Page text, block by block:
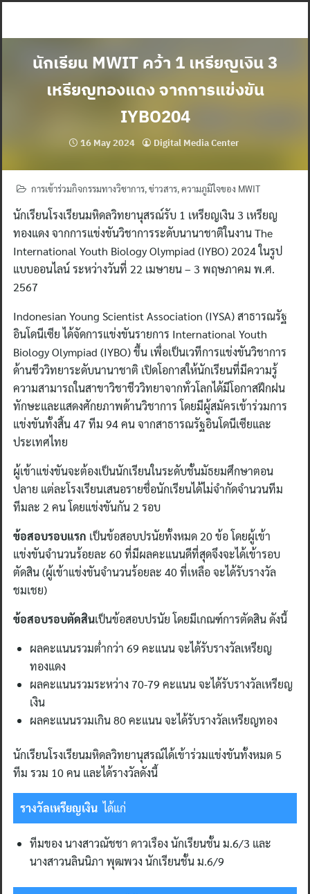
นักเรียน MWIT คว้า 1 เหรียญเงิน 3
เหรียญทองแดง จากการแข่งขัน
IYBO204
16 May 2024 Digital Media Center
การเข้าร่วมกิจกรรมทางวิชาการ,ข่าวสาร,ความภูมิใจของ MWIT
นักเรียนโรงเรียนมหิดลวิทยานุสรณ์รับ 1 เหรียญเงิน 3 เหรียญ
ทองแดง จากการแข่งขันวิชาการระดับนานาชาติในงาน The
International Youth Biology Olympiad (IYBO) 2024 ในรูป
แบบออนไลน์ ระหว่างวันที่ 22 เมษายน – 3 พฤษภาคม พ.ศ.
2567
Indonesian Young Scientist Association (IYSA) สาธารณรัฐ
อินโดนีเซีย ได้จัดการแข่งขันรายการ International Youth
Biology Olympiad (IYBO) ขึ้น เพื่อเป็นเวทีการแข่งขันวิชาการ
ด้านชีววิทยาระดับนานาชาติ เปิดโอกาสให้นักเรียนที่มีความรู้
ความสามารถในสาขาวิชาชีววิทยาจากทั่วโลกได้มีโอกาสฝึกฝน
ทักษะและแสดงศักยภาพด้านวิชาการ โดยมีผู้สมัครเข้าร่วมการ
แข่งขันทั้งสิ้น 47 ทีม 94 คน จากสาธารณรัฐอินโดนีเซียและ
ประเทศไทย
ผู้เข้าแข่งขันจะต้องเป็นนักเรียนในระดับชั้นมัธยมศึกษาตอน
ปลาย แต่ละโรงเรียนเสนอรายชื่อนักเรียนได้ไม่จำกัดจำนวนทีม
ทีมละ 2 คน โดยแข่งขันกัน 2 รอบ
ข้อสอบรอบแรก เป็นข้อสอบปรนัยทั้งหมด 20 ข้อ โดยผู้เข้า
แข่งขันจำนวนร้อยละ 60 ที่มีผลคะแนนดีที่สุดจึงจะได้เข้ารอบ
ตัดสิน (ผู้เข้าแข่งขันจำนวนร้อยละ 40 ที่เหลือ จะได้รับรางวัล
ชมเชย)
ข้อสอบรอบตัดสินเป็นข้อสอบปรนัย โดยมีเกณฑ์การตัดสิน ดังนี้
ผลคะแนนรวมต่ำกว่า 69 คะแนน จะได้รับรางวัลเหรียญ
ทองแดง
ผลคะแนนรวมระหว่าง 70-79 คะแนน จะได้รับรางวัลเหรียญ
เงิน
ผลคะแนนรวมเกิน 80 คะแนน จะได้รับรางวัลเหรียญทอง
นักเรียนโรงเรียนมหิดลวิทยานุสรณ์ได้เข้าร่วมแข่งขันทั้งหมด 5
ทีม รวม 10 คน และได้รางวัลดังนี้
รางวัลเหรียญเงิน ได้แก่
ทีมของ นางสาวณัชชา ดาวเรือง นักเรียนชั้น ม.6/3 และ
นางสาวนลินนิภา พุฒพวง นักเรียนชั้น ม.6/9